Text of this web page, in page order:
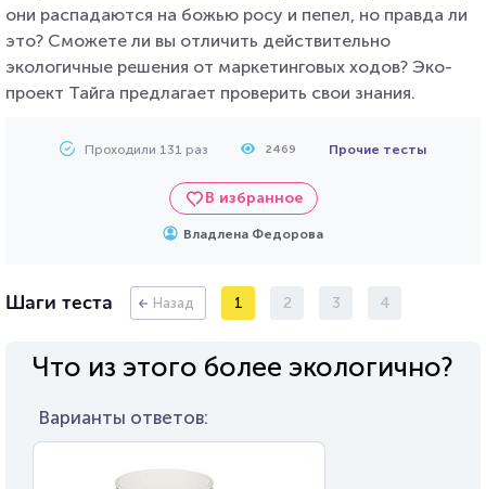
они распадаются на божью росу и пепел, но правда ли
это? Сможете ли вы отличить действительно
экологичные решения от маркетинговых ходов? Эко-
проект Тайга предлагает проверить свои знания.
Проходили 131 раз 2469 Прочие тесты
В избранное
Владлена Федорова
Шаги теста Назад 1 2 3 4
Что из этого более экологично?
Варианты ответов: